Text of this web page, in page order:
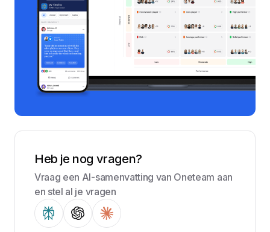
Heb je nog vragen?
Vraag een AI-samenvatting van Oneteam aan
en stel al je vragen